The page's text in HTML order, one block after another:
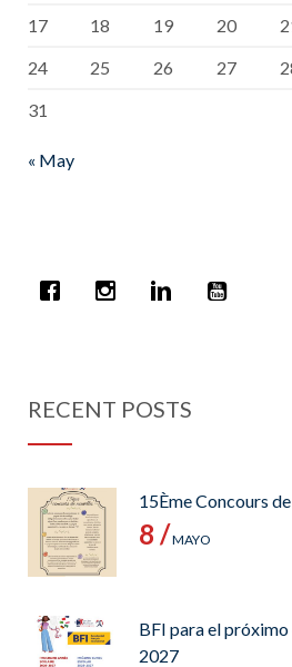
17
18 19 20
24
25 26 27
31
« May
RECENT POSTS
15Ème Concours
8 /MAYO
BFI para el
2027